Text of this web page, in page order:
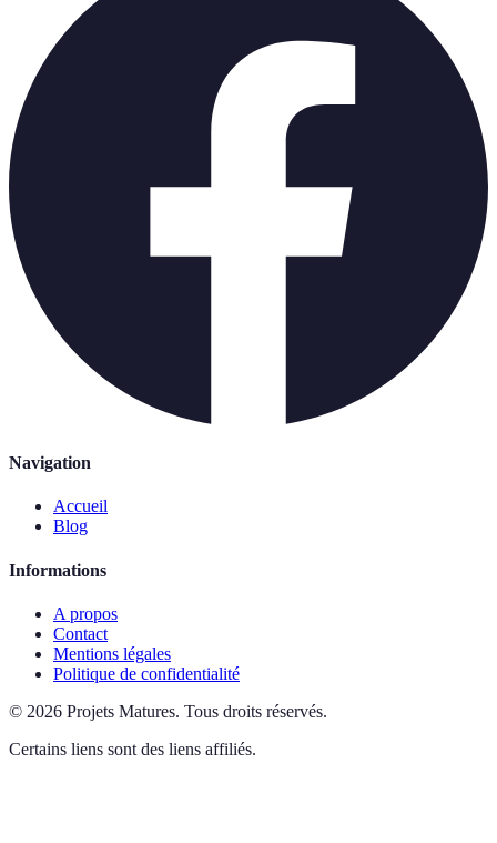
Navigation
Accueil
Blog
Informations
A propos
Contact
Mentions légales
Politique de confidentialité
© 2026 Projets Matures. Tous droits réservés.
Certains liens sont des liens affiliés.